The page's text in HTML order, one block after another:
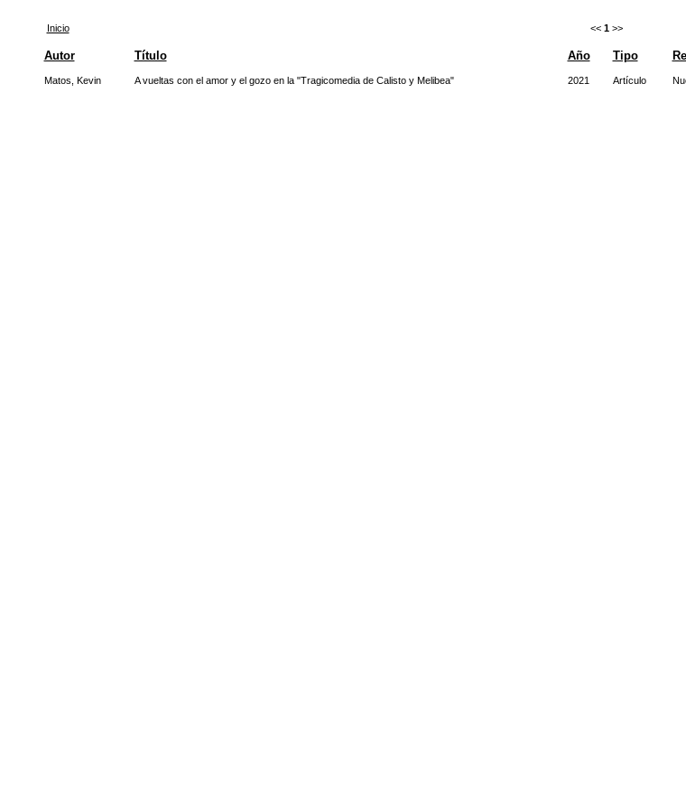
Inicio << 1 >>
Autor Título Año Tipo
Matos, Kevin A vueltas con el amor y el gozo en la "Tragicomedia de Calisto y Melibea" 2021 Artículo